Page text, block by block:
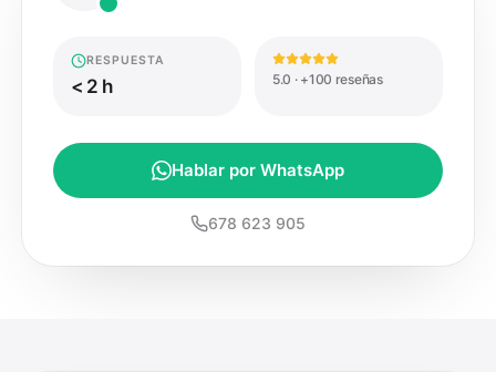
RESPUESTA
< 2 h 5.0 · +100 reseñas
Hablar por WhatsApp
678 623 905